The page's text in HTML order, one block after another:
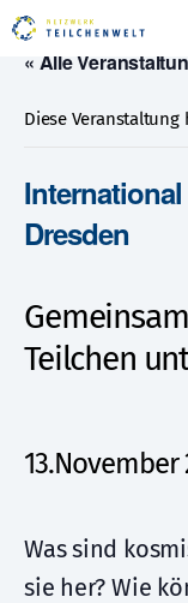
« Alle
Diese
International
Dresden
Teilchen
13.November
Was sind
sie her? Wie